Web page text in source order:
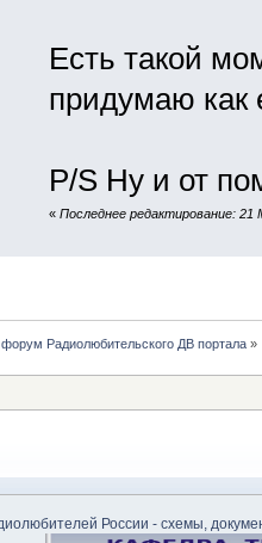
Есть такой
придумаю как
P/S Ну и от
« Последнее редактирование:
форум Радиолюбительского ДВ портала»